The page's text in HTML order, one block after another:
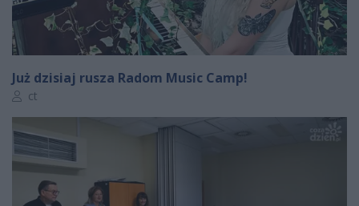
Już dzisiaj rusza Radom Music Camp!
Autor artykułu:
ct